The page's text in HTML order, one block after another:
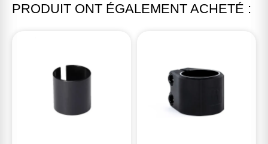
PRODUIT ONT ÉGALEMENT ACHETÉ :